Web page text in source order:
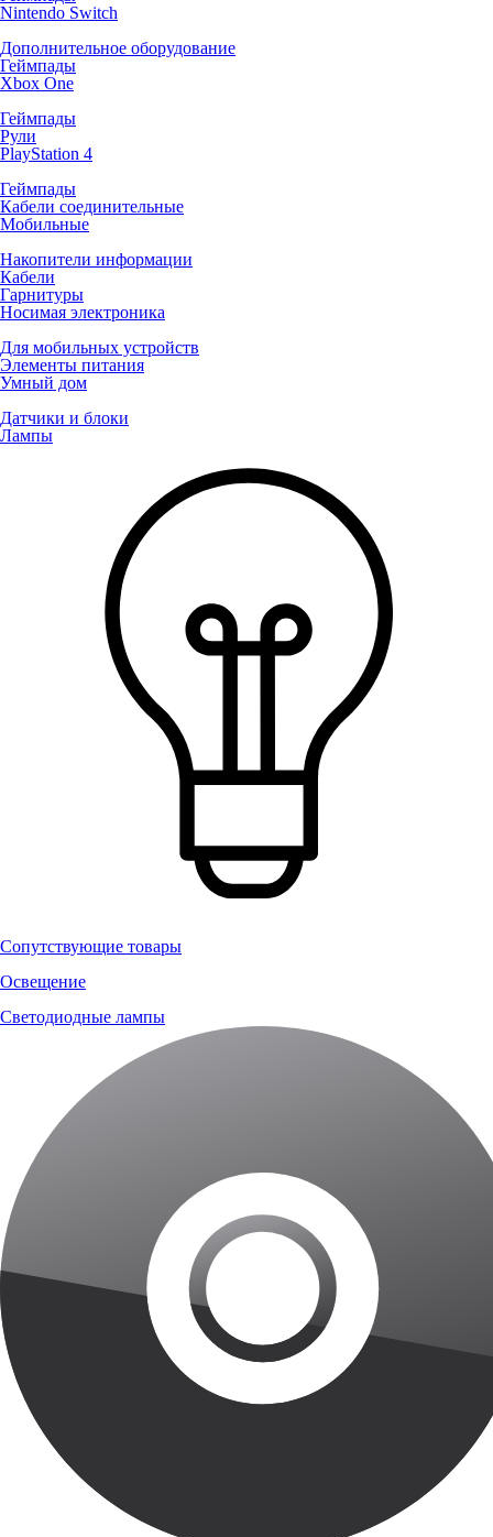
Nintendo Switch
Дополнительное оборудование
Геймпады
Xbox One
Геймпады
Рули
PlayStation 4
Геймпады
Кабели соединительные
Мобильные
Накопители информации
Кабели
Гарнитуры
Носимая электроника
Для мобильных устройств
Элементы питания
Умный дом
Датчики и блоки
Лампы
Сопутствующие товары
Освещение
Светодиодные лампы